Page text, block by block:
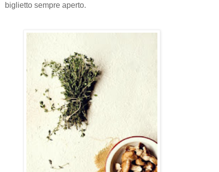
biglietto sempre aperto.